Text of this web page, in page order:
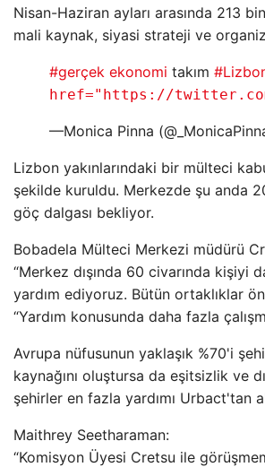
Nisan-Haziran ayları arasında 213
mali kaynak, siyasi strateji ve
#gerçek ekonomi takım
href="https://
—Monica Pinna
Lizbon yakınlarındaki bir mülteci
şekilde kuruldu. Merkezde şu anda
göç dalgası bekliyor.
Bobadela Mülteci Merkezi müdürü
“Merkez dışında 60 civarında kişiyi
yardım ediyoruz. Bütün ortaklıklar
“Yardım konusunda daha fazla
Avrupa nüfusunun yaklaşık %70'i
kaynağını oluştursa da eşitsizlik ve
şehirler en fazla yardımı Urbact'tan
Maithrey Seetharaman:
“Komisyon Üyesi Cretsu ile